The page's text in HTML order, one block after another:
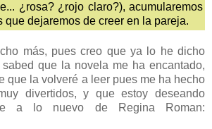
¿rosa? ¿rojo claro?), acumularemos
que dejaremos de creer en la pareja.
más, pues creo que ya lo he dicho
que la novela me ha encantado,
que la volveré a leer pues me ha hecho
divertidos, y que estoy deseando
a lo nuevo de Regina Roman: